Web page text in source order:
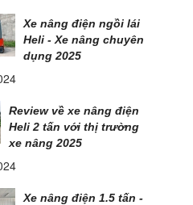
Xe nâng điện ngồi lái
Heli - Xe nâng chuyên
dụng 2025
Review về xe nâng điện
Heli 2 tấn với thị trường
xe nâng 2025
Xe nâng điện 1.5 tấn -